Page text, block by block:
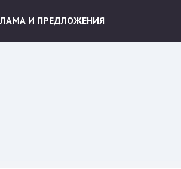
И ПРЕДЛОЖЕНИЯ